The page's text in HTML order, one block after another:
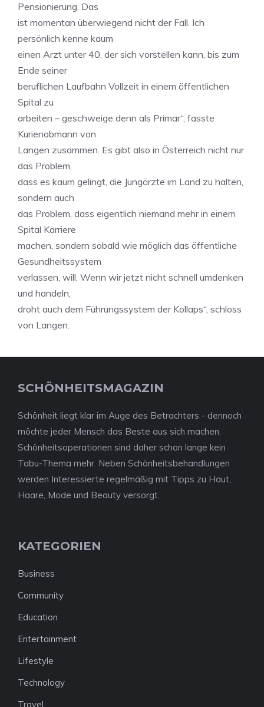
Pensionierung. Das
ist momentan überwiegend nicht der Fall. Ich
persönlich kenne kaum
einen Arzt unter 40, der sich vorstellen kann, bis zum
Ende seiner
beruflichen Laufbahn Vollzeit in einem öffentlichen
Spital zu
arbeiten – geschweige denn als Primar“, fasste
Kurienobmann von
Langen zusammen. Es gibt also in Österreich nicht nur
das Problem,
dass es kaum gelingt, die Jungärzte im Land zu halten,
sondern auch
das Problem, dass eigentlich niemand mehr in einem
Spital Karriere
machen, sondern sobald wie möglich das öffentliche
Gesundheitssystem
verlassen, will. Wenn wir jetzt nicht schnell umdenken
und handeln,
droht auch dem Führungssystem der Kollaps“, schloss
von Langen.
SCHÖNHEITSMAGAZIN
Schönheit liegt klar im Auge des Betrachters - dennoch
möchte jeder Mensch das Beste aus sich machen.
Schönheitsoperationen sind daher schon lange kein
Tabu-Thema mehr. Neben Schönheitsbehandlungen
werden Interessierte regelmäßig mit Tipps zu Haut,
Haare, Mode und Beauty versorgt.
KATEGORIEN
Business
Community
Education
Entertainment
Lifestyle
Technology
Travel